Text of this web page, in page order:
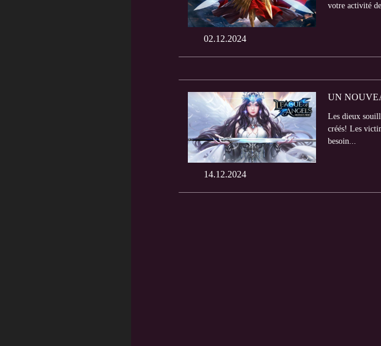
02.12.2024
votre activité
14.12.2024
UN
Les dieux
créés! Les
besoin...